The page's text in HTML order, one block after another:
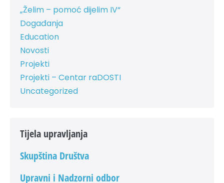
„Želim – pomoć dijelim IV“
Događanja
Education
Novosti
Projekti
Projekti – Centar raDOSTI
Uncategorized
Tijela upravljanja
Skupština Društva
Upravni i Nadzorni odbor